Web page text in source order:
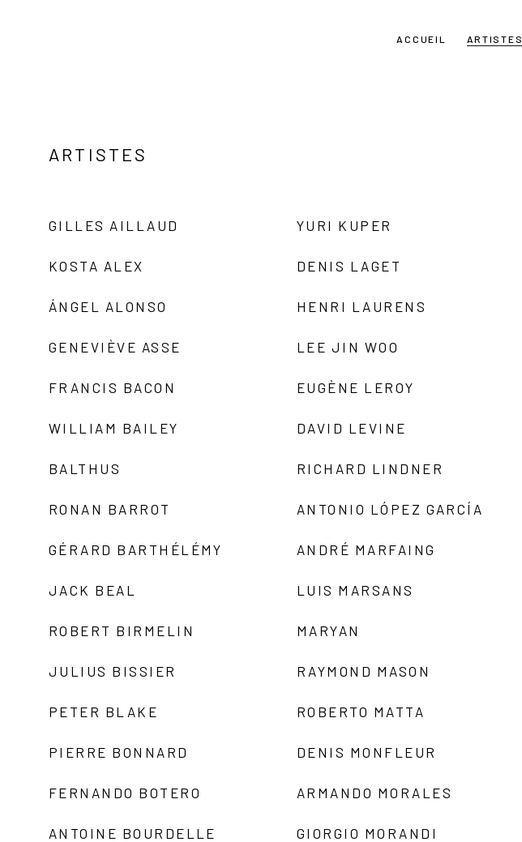
ACCUEIL ARTISTES
ARTISTES
GILLES AILLAUD
KOSTA ALEX
ÁNGEL ALONSO
GENEVIÈVE ASSE
FRANCIS BACON
WILLIAM BAILEY
BALTHUS
RONAN BARROT
GÉRARD BARTHÉLÉMY
JACK BEAL
ROBERT BIRMELIN
JULIUS BISSIER
PETER BLAKE
PIERRE BONNARD
FERNANDO BOTERO
ANTOINE BOURDELLE
YURI KUPER
DENIS LAGET
HENRI LAURENS
LEE JIN WOO
EUGÈNE LEROY
DAVID LEVINE
RICHARD LINDNER
ANTONIO LÓPEZ GARCÍA
ANDRÉ MARFAING
LUIS MARSANS
MARYAN
RAYMOND MASON
ROBERTO MATTA
DENIS MONFLEUR
ARMANDO MORALES
GIORGIO MORANDI